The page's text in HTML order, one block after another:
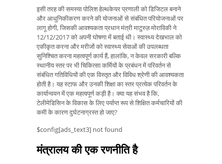
इसी तरह की समस्या पोलिश हेल्थकेयर प्रणाली को डिजिटल बनाने
और आधुनिकीकरण करने की योजनाओं से संबंधित परियोजनाओं पर
लागू होगी, जिसकी आवश्यकता प्रधान मंत्री माटुस्ज़ मोराविकी ने
12/12/2017 को अपनी घोषणा में बताई थी। स्वास्थ्य देखभाल को
एकीकृत करना और मरीजों को स्वास्थ्य सेवाओं की उपलब्धता
सुनिश्चित करना महत्वपूर्ण कार्य हैं, हालांकि, न केवल सरकारी बल्कि
स्थानीय स्तर पर भी चिकित्सा कर्मियों के प्रबंधन में परिवर्तन से
संबंधित गतिविधियों की एक विस्तृत और विविध श्रेणी की आवश्यकता
होती है। यह स्टाफ और उनकी शिक्षा का स्तर प्रत्येक परिवर्तन के
कार्यान्वयन में एक महत्वपूर्ण कड़ी है। क्या यह संभव है कि,
टेलीमेडिसिन के विकास के लिए पर्याप्त रूप से शिक्षित कर्मचारियों की
कमी के कारण दुर्घटनाग्रस्त हो जाए?
$config[ads_text3] not found
मंत्रालय की एक रणनीति है